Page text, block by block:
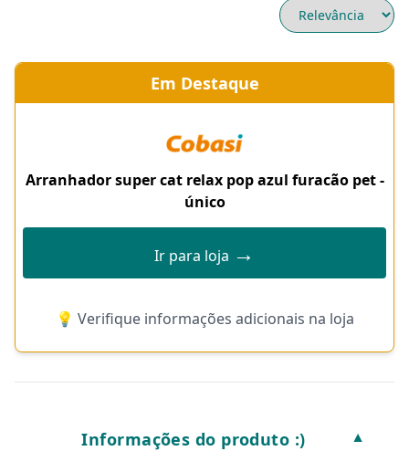
Em Destaque
Arranhador super cat relax pop azul furacão pet -
único
Ir para loja →
💡 Verifique informações adicionais na loja
Informações do produto :) ▼